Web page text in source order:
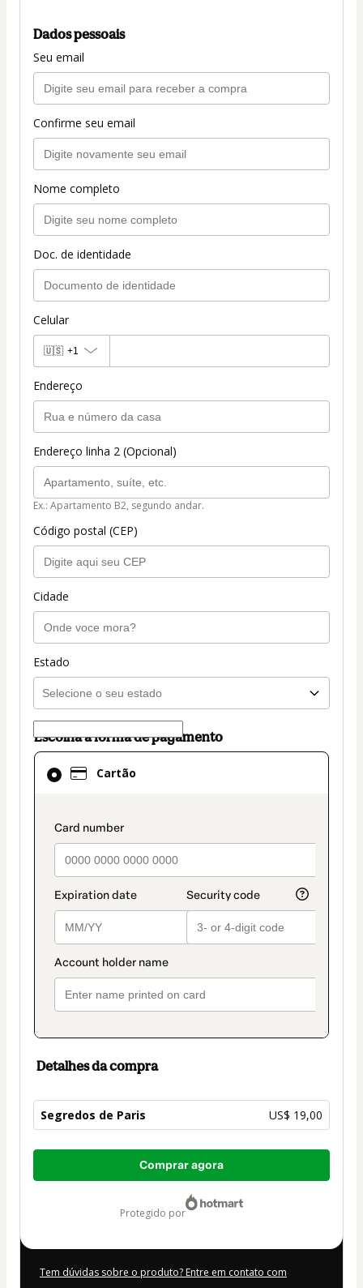
Dados pessoais
Seu email
Confirme seu email
Nome completo
Doc. de identidade
Celular
🇺🇸 +1
Endereço
Endereço linha 2 (Opcional)
Ex.: Apartamento B2, segundo andar.
Código postal (CEP)
Cidade
Estado
Escolha a forma de pagamento
Cartão
payment_data.section_title_v2
Cartão
selecionado
pagamento
Detalhes da compra
Segredos de Paris US$ 19,00
Total
Comprar agora
protegido por
Tem dúvidas sobre o produto? Entre em contato com